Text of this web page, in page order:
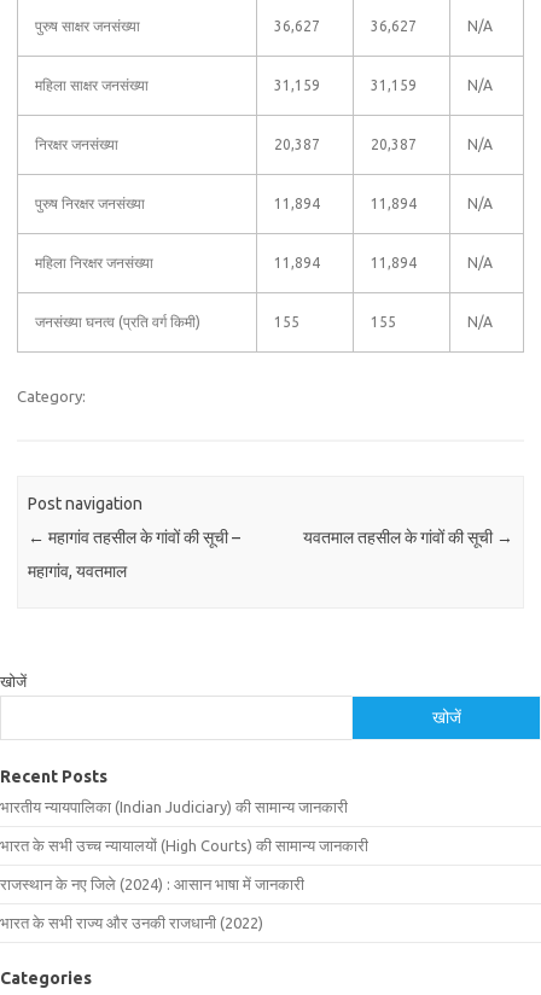
पुरुष साक्षर जनसंख्या 36,627 36,627 N/A
महिला साक्षर जनसंख्या 31,159 31,159 N/A
निरक्षर जनसंख्या 20,387 20,387 N/A
पुरुष निरक्षर जनसंख्या 11,894 11,894 N/A
महिला निरक्षर जनसंख्या 11,894 11,894 N/A
जनसंख्या घनत्व (प्रति वर्ग किमी) 155 155 N/A
Category:
Post navigation
← महागांव तहसील के गांवों की सूची –
महागांव, यवतमाल
यवतमाल तहसील के गांवों की सूची →
खोजें
खोजें
Recent Posts
भारतीय न्यायपालिका (Indian Judiciary) की सामान्य जानकारी
भारत के सभी उच्च न्यायालयों (High Courts) की सामान्य जानकारी
राजस्थान के नए जिले (2024) : आसान भाषा में जानकारी
भारत के सभी राज्य और उनकी राजधानी (2022)
Categories